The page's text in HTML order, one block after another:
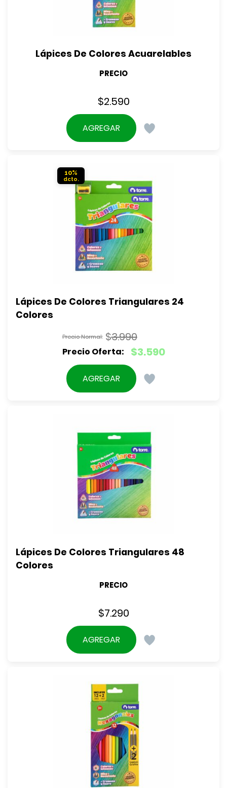
Lápices De Colores Acuarelables
PRECIO
$2.590
AGREGAR
10%
Lápices De Colores Triangulares 24
Colores
$3.990
El
precio
original
$3.590
El
precio
actual
AGREGAR
Lápices De Colores Triangulares 48
Colores
PRECIO
$7.290
AGREGAR